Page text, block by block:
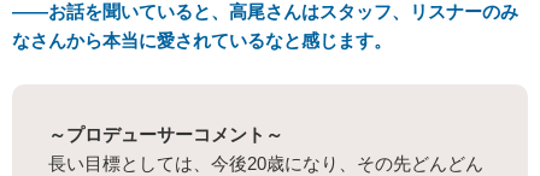
――お話を聞いていると、高尾さんはスタッフ、リスナーのみ
なさんから本当に愛されているなと感じます。
～プロデューサーコメント～
長い目標としては、今後20歳になり、その先どんどん